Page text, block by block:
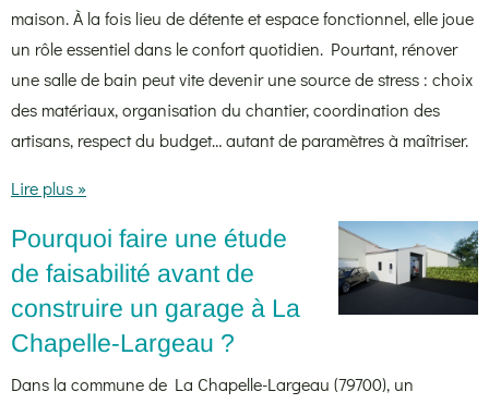
maison. À la fois lieu de détente et espace fonctionnel, elle joue
un rôle essentiel dans le confort quotidien. Pourtant, rénover
une salle de bain peut vite devenir une source de stress : choix
des matériaux, organisation du chantier, coordination des
artisans, respect du budget… autant de paramètres à maîtriser.
Lire plus »
Pourquoi faire une étude
de faisabilité avant de
construire un garage à La
Chapelle-Largeau ?
Dans la commune de La Chapelle-Largeau (79700), un